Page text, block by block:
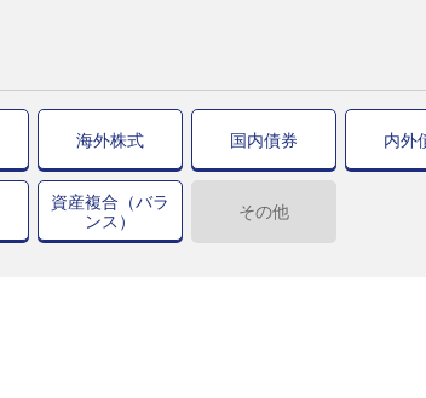
海外株式 国内債券 内外
資産複合（バラ
ンス）
その他